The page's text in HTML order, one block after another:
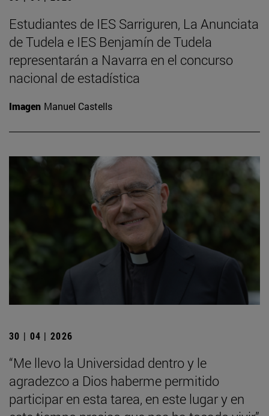
Estudiantes de IES Sarriguren, La Anunciata
de Tudela e IES Benjamín de Tudela
representarán a Navarra en el concurso
nacional de estadística
Imagen Manuel Castells
30 | 04 | 2026
“Me llevo la Universidad dentro y le
agradezco a Dios haberme permitido
participar en esta tarea, en este lugar y en